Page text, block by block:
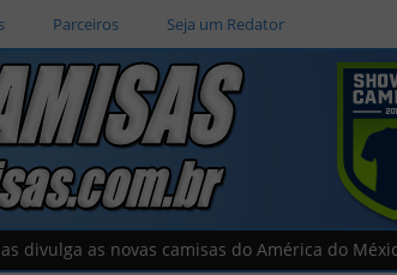
Parceiros Seja um Redator
as novas camisas do América do México